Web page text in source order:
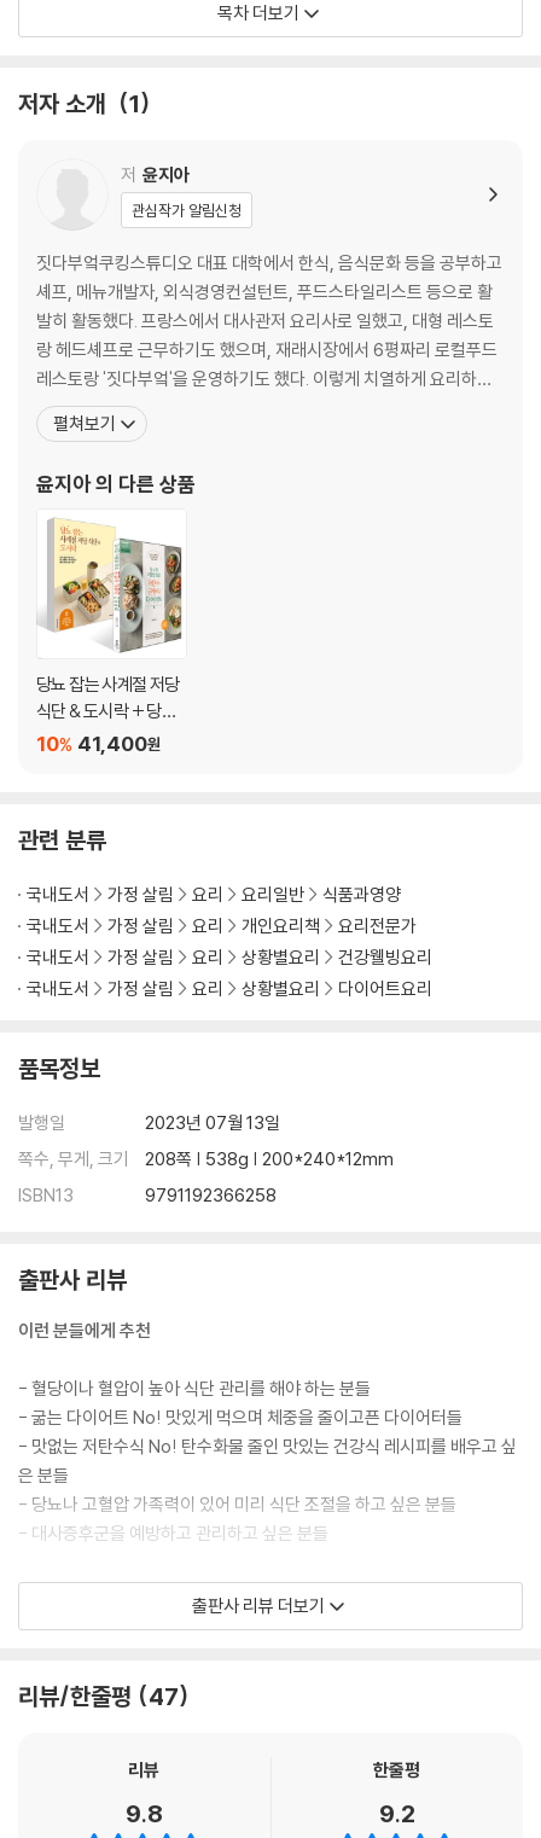
직접 실천한 맛보장 저탄수 균형식 레시피가 담겨 있습니다. 365일 식단
토랑을 가능하게 해줄 메인요리와 샐러드&수프, 입이 심심할 때 제격인 저
문가의 분석을 통해 1인분 칼로리, 탄수화물&단백질&지방의 비율, 식이
섬유와 나트륨의 양까지 점검했으니 그대로 믿고 따라 하면 됩니다.
‘저탄수 균형식 다이어트’는 혈당과 혈압이 높거나 다이어트를 하는 분들
에게만 필요한 식사법은 아닙니다. 우리 몸에 꼭 필요한 영양소이지만 과
다하게 먹고 있는 탄수화물을 줄이고 그 외 부족한 영양소들을 골고루 챙
기는 누구에게나 의미 있는 건강 식사법입니다. 이 책은 맛있게, 즐겁게 건
강식을 실천하려는 분들에게 많은 도움이 될 것입니다. 지금 당장 도전하
세요!
밥, 퀴노아밥, 현미밥, 곤약현미밥, 카무트밥
_육수 & 맛간장 멸치다시마국물, 닭육수, 맛간장
_소스 & 드레싱 불고기소스, 유자 잣소스, 두유겨자소스, 땅콩간장소스,
매운비빔양념, 오일드레싱,
엔초비 갈릭오일, 소이마요네즈, 캐슈너트마요네즈, 치폴레마요네즈,
양파들깨크림소스, 흑임자랜치소스
_버터 & 페스토 기버터, 스파이시 기버터, 땅콩버터, 마카다미아 바질페
스토
_딥핑류 비트후무스, 에그과카몰리, 아몬드쌈장
_처트니 & 라구 양파처트니, 오리라구
044 저탄수 균형식을 지키면서 외식 즐기기 & 치팅데이
[참고]
목차에서 abc 가이드 아이콘을 확인하세요!
레시피팩토리 요리책만의 특징, abc 가이드
a (advanced level) 준비 과정이 다소 많지만 도전할 만한 맛있는 레시
b (beginner level) 재료, 조리법이 모두 간단한 초보자를 위한 쉬운 레
시피
c (choice recipe) 저자가 특히 추천하는 스페셜 레시피
Chapter 1 Egg & Oatmeal / 달걀 & 오트밀 요리
050 아보카도 달걀구이 (b)
054 매콤한 수란과 그릭요거트
056 순두부 프리타타
058 육포 샥슈카
060 아몬드와플과 트러플 리코타치즈
064 저탄수 오트그래놀라
068 오트밀 애호박장국죽 (b)
070 오트밀 삼계죽
076 게맛살 달걀수프
080 렌틸콩 치킨수프
082 당근라페 & 비트라페 (b)
083 수박 페타치즈 샐러드
084 훈제오리 그린빈 샐러드
086 토마토 브로콜리 스팀샐러드
088 아스파라거스 표고버섯구이 샐러드
092 퀴노아샐러드와 치즈타코
094 엔초비 갈릭오일 부라타치즈샐러드
098 유자 잣소스 오징어새우냉채
100 땅콩간장소스 문어냉채
102 토마토 치즈크림 통밀크래커
104 구운 채소와 닭가슴살 오픈샌드위치
목차 더보기
저자 소개 1
저 윤지아
관심작가 알림신청
짓다부엌쿠킹스튜디오 대표 대학에서 한식, 음식문화 등을 공부하고
셰프, 메뉴개발자, 외식경영컨설턴트, 푸드스타일리스트 등으로 활
발히 활동했다. 프랑스에서 대사관저 요리사로 일했고, 대형 레스토
랑 헤드셰프로 근무하기도 했으며, 재래시장에서 6평짜리 로컬푸드
레스토랑 '짓다부엌'을 운영하기도 했다. 이렇게 치열하게 요리하고
미식과 탐식을 즐기며 지내다가 36살 젊은 나이에 당뇨 전단계 진단
을 받았다. 고도비만에 혈압까지 높았다. 요리사로서 손님들에게는
의 건강 관리에는 소홀했던 것을 깨닫고 몸을 돌보기 시
펼쳐보기
윤지아의 다른 상품
당뇨 잡는 사계절 저당
식단 & 도시락 + 당뇨
와 고혈압 잡는 저탄수
41,400원
10%
관련 분류
국내도서 가정 살림 요리 요리일반
식품과영양
국내도서
가정 살림 요리 개인요리책
요리전문가
국내도서
가정 살림 요리 상황별요리
건강웰빙요리
국내도서
가정 살림 요리 상황별요리 다이어트요리
품목정보
발행일
2023년 07월 13일
쪽수, 무게, 크기
208쪽 | 538g | 200*240*12mm
ISBN13
9791192366258
출판사 리뷰
이런 분들에게 추천
- 혈당이나 혈압이 높아 식단 관리를 해야 하는 분들
- 굶는 다이어트 No! 맛있게 먹으며 체중을 줄이고픈 다이어터들
- 맛없는 저탄수식 No! 탄수화물 줄인 맛있는 건강식 레시피를 배우고 싶
은 분들
- 당뇨나 고혈압 가족력이 있어 미리 식단 조절을 하고 싶은 분들
- 대사증후군을 예방하고 관리하고 싶은 분들
이 책의 강점
- 높은 혈당과 혈압, 과체중 등의 개선에 도움이 돼요.
리를 배울 수 있어요.
가 분석한 열량, 탄수화물, 단백질, 지방의 비율, 나트륨과 식이섬유 수치
출판사 리뷰 더보기
리뷰/한줄평 47
리뷰
9.8
한줄평
9.2